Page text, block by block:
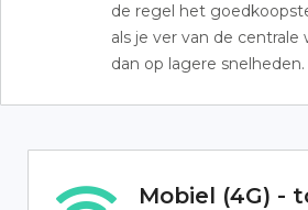
de regel het
als je ver van de centrale
dan op lagere snelheden.
Mobiel (4G) -